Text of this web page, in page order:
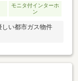
モニタ付インターホ
ン
い都市ガス物件